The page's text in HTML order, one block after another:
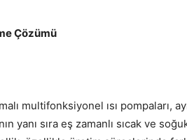
Çözümü
multifonksiyonel ısı pompaları,
yanı sıra eş zamanlı sıcak ve